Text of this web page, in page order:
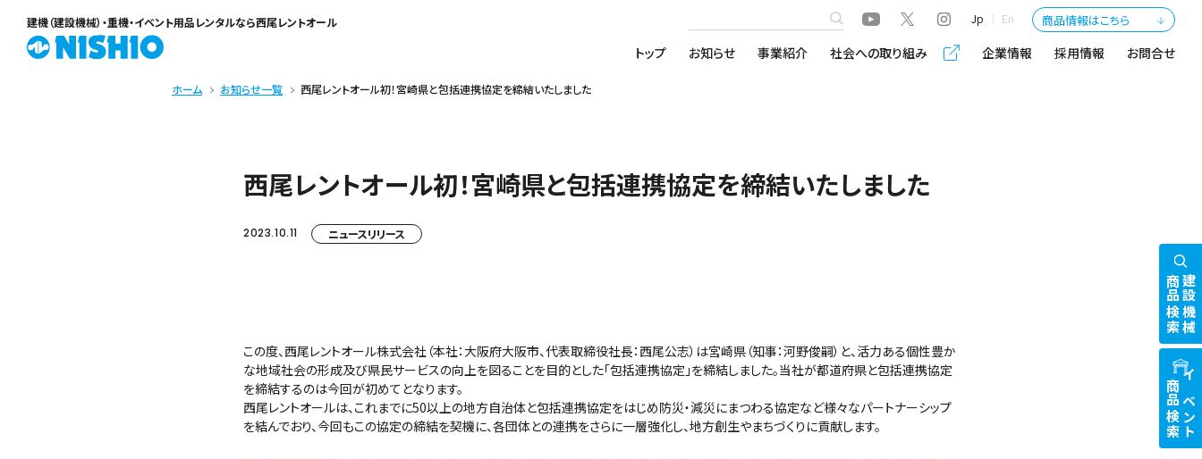
建機（建設機械）・重機・イベント用品レンタルなら西尾レントオール Jp En 商品情報はこちら
トップ お知らせ 事業紹介 社会への取り組み 企業情報 採用情報 お問合せ
ホーム お知らせ一覧 西尾レントオール初！宮崎県と包括連携協定を締結いたしました
西尾レントオール初！宮崎県と包括連携協定を締結いたしました
2023.10.11 ニュースリリース
この度、西尾レントオール株式会社（本社：大阪府大阪市、代表取締役社長：西尾公志）は宮崎県（知事：河野俊嗣）と、活力ある個性豊か
な地域社会の形成及び県民サービスの向上を図ることを目的とした「包括連携協定」を締結しました。当社が都道府県と包括連携協定
を締結するのは今回が初めてとなります。
西尾レントオールは、これまでに50以上の地方自治体と包括連携協定をはじめ防災・減災にまつわる協定など様々なパートナーシップ
を結んでおり、今回もこの協定の締結を契機に、各団体との連携をさらに一層強化し、地方創生やまちづくりに貢献します。
建設機械
商品検索
イベント
商品検索